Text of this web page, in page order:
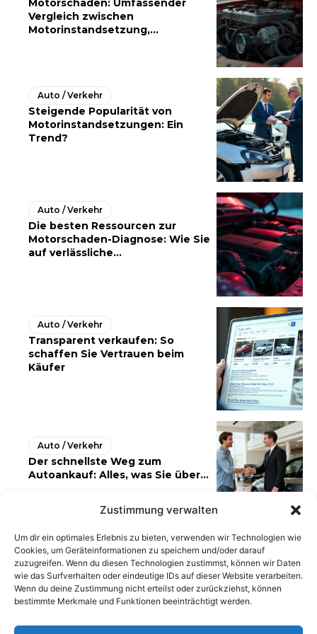
Zustimmung verwalten
Um dir ein optimales Erlebnis zu bieten, verwenden wir Technologien wie
Cookies, um Geräteinformationen zu speichern und/oder darauf
zuzugreifen. Wenn du diesen Technologien zustimmst, können wir Daten
wie das Surfverhalten oder eindeutige IDs auf dieser Website verarbeiten.
Wenn du deine Zustimmung nicht erteilst oder zurückziehst, können
bestimmte Merkmale und Funktionen beeinträchtigt werden.
Motorschaden: Umfassender
Vergleich zwischen
Motorinstandsetzung,...
Auto / Verkehr
Steigende Popularität von
Motorinstandsetzungen: Ein
Trend?
Auto / Verkehr
Die besten Ressourcen zur
Motorschaden-Diagnose: Wie Sie
auf verlässliche...
Auto / Verkehr
Transparent verkaufen: So
schaffen Sie Vertrauen beim
Käufer
Auto / Verkehr
Der schnellste Weg zum
Autoankauf: Alles, was Sie über...